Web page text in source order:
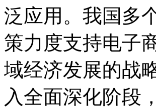
泛应用。我国多
策力度支持电子
域经济发展的战
入全面深化阶段